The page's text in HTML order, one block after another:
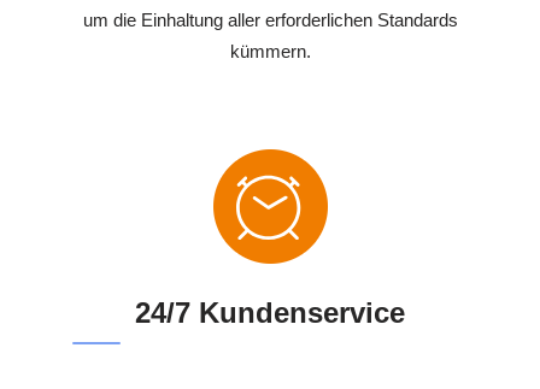
um die Einhaltung aller erforderlichen Standards
kümmern.
24/7 Kundenservice